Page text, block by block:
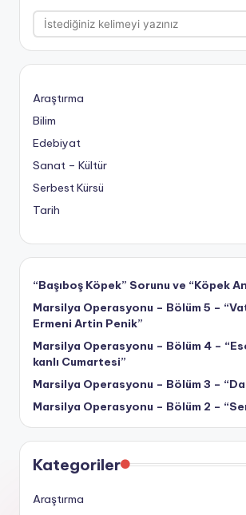
Araştırma
Bilim
Edebiyat
Sanat – Kültür
Serbest Kürsü
Tarih
“Başıboş Köpek” Sorunu ve “Köpek
Marsilya Operasyonu – Bölüm 5 –
Ermeni Artin Penik”
Marsilya Operasyonu – Bölüm 4 –
kanlı Cumartesi”
Marsilya Operasyonu – Bölüm 3 –
Marsilya Operasyonu – Bölüm 2 –
Kategoriler
Araştırma